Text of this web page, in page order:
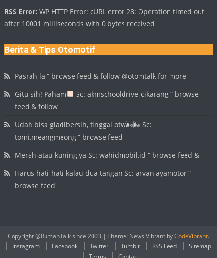
RSS Error: WP HTTP Error: cURL error 28: Operation timed out
after 10001 milliseconds with 0 bytes received
Berita & Tips Otomotif
Pasrah la “ browse feed & follow @otomtalk for more
Gitu sih! Paham
Sc: akmschooldrive_cikarang “ browse
feed & follow
Udah bisa gladibersih, tinggal otw🌬🌬 Sc:
tomi.meangmeong “ browse feed
Merah atau kuning ya Sc: wahidmobil.id “ browse feed &
Harus hati-hati kalau dua tangan Sc: arvanjayamotor “
browse feed
Copyright @RumahTalk since 2003 | Theme: News Vibrant byCodeVibrant.
Instagram
Facebook Twitter Tumblr RSS Feed
Sitemap
Terms
Contact